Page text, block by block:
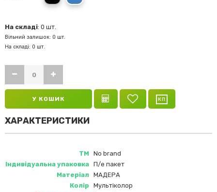
На складі: 0 шт.
Вільний залишок: 0 шт.
На складі: 0 шт.
У КОШИК
ХАРАКТЕРИСТИКИ
ТМ
No brand
Індивідуальна упаковка П/е пакет
Матеріал
МАДЕРА
Колір
Мультіколор